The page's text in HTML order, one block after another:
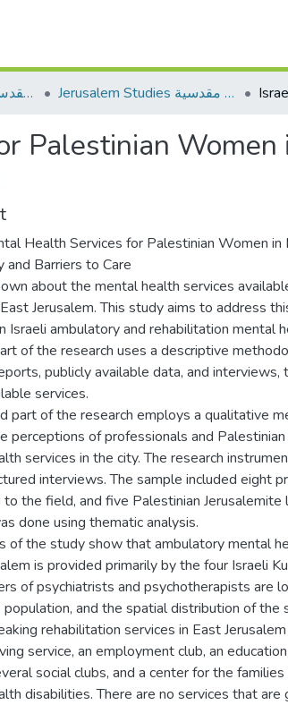
AQU Master Theses الرسائل الجامعية الخاصة بجامعة القدس Jerusalem Studies دراسات مقدسية
Palestinian Women
Health Services for Palestinian Women in
and Barriers to Care
about the mental health services
Jerusalem. This study aims to address
Israeli ambulatory and rehabilitation mental
of the research uses a descriptive
publicly available data, and interviews,
services.
part of the research employs a qualitative
perceptions of professionals and
services in the city. The research
interviews. The sample included eight
to the field, and five Palestinian Jerusalemite
done using thematic analysis.
of the study show that ambulatory mental
is provided primarily by the four Israeli
of psychiatrists and psychotherapists are
and the spatial distribution of the
rehabilitation services in East
service, an employment club, an
social clubs, and a center for the
disabilities. There are no services that are